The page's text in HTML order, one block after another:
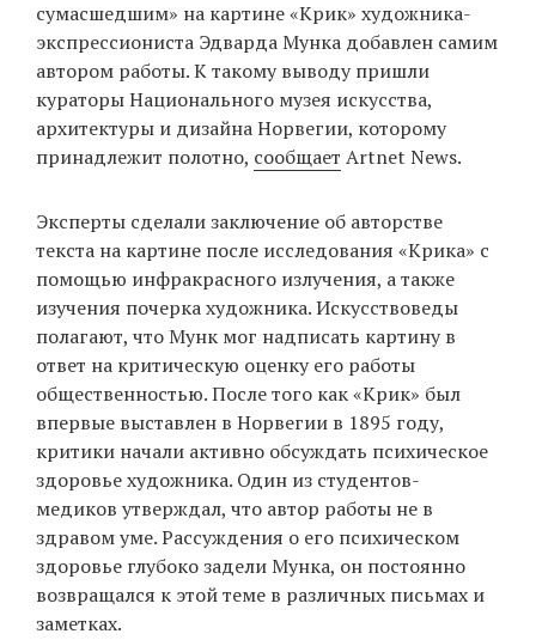
сумасшедшим» на картине «Крик» художника-
экспрессиониста Эдварда Мунка добавлен самим
автором работы. К такому выводу пришли
кураторы Национального музея искусства,
архитектуры и дизайна Норвегии, которому
принадлежит полотно, сообщает Artnet News.
Эксперты сделали заключение об авторстве
текста на картине после исследования «Крика» с
помощью инфракрасного излучения, а также
изучения почерка художника. Искусствоведы
полагают, что Мунк мог надписать картину в
ответ на критическую оценку его работы
общественностью. После того как «Крик» был
впервые выставлен в Норвегии в 1895 году,
критики начали активно обсуждать психическое
здоровье художника. Один из студентов-
медиков утверждал, что автор работы не в
здравом уме. Рассуждения о его психическом
здоровье глубоко задели Мунка, он постоянно
возвращался к этой теме в различных письмах и
заметках.